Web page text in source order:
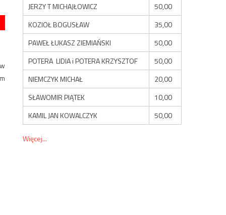
JERZY T MICHAJŁOWICZ
50,00
KOZIOŁ BOGUSŁAW
35,00
PAWEŁ ŁUKASZ ZIEMIAŃSKI
50,00
POTERA LIDIA i POTERA KRZYSZTOF
50,00
NIEMCZYK MICHAŁ
20,00
SŁAWOMIR PIĄTEK
10,00
KAMIL JAN KOWALCZYK
50,00
Więcej...